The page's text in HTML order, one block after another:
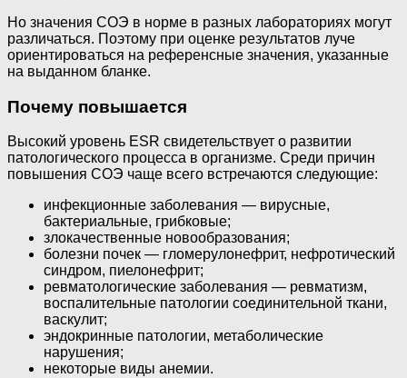
Но значения СОЭ в норме в разных лабораториях могут
различаться. Поэтому при оценке результатов луче
ориентироваться на референсные значения, указанные
на выданном бланке.
Почему повышается
Высокий уровень ESR свидетельствует о развитии
патологического процесса в организме. Среди причин
повышения СОЭ чаще всего встречаются следующие:
инфекционные заболевания — вирусные,
бактериальные, грибковые;
злокачественные новообразования;
болезни почек — гломерулонефрит, нефротический
синдром, пиелонефрит;
ревматологические заболевания — ревматизм,
воспалительные патологии соединительной ткани,
васкулит;
эндокринные патологии, метаболические
нарушения;
некоторые виды анемии.